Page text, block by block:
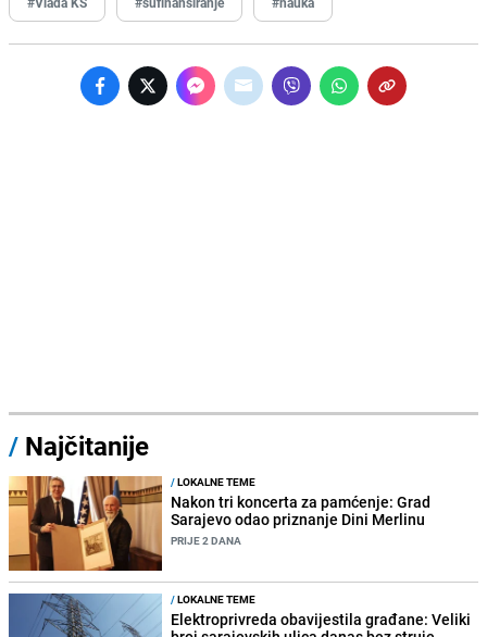
/ Najčitanije
/LOKALNE TEME
Nakon tri koncerta za pamćenje: Grad
Sarajevo odao priznanje Dini Merlinu
PRIJE 2 DANA
/LOKALNE TEME
Elektroprivreda obavijestila građane: Veliki